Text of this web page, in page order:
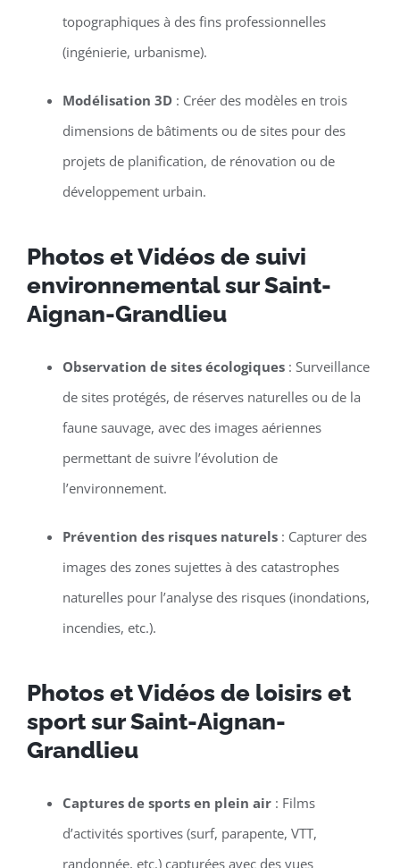
topographiques à des fins professionnelles
(ingénierie, urbanisme).
Modélisation 3D: Créer des modèles en trois
dimensions de bâtiments ou de sites pour des
projets de planification, de rénovation ou de
développement urbain.
Photos et Vidéos de suivi
environnemental sur Saint-
Aignan-Grandlieu
Observation de sites écologiques: Surveillance
de sites protégés, de réserves naturelles ou de la
faune sauvage, avec des images aériennes
permettant de suivre l’évolution de
l’environnement.
Prévention des risques naturels: Capturer des
images des zones sujettes à des catastrophes
naturelles pour l’analyse des risques (inondations,
incendies, etc.).
Photos et Vidéos de loisirs et
sport sur Saint-Aignan-
Grandlieu
Captures de sports en plein air: Films
d’activités sportives (surf, parapente, VTT,
randonnée, etc.) capturées avec des vues